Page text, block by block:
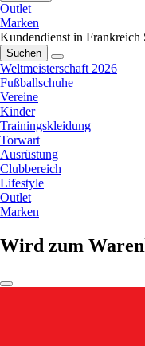
Outlet
Marken
Kundendienst in Frankreich
Suchen
Weltmeisterschaft 2026
Fußballschuhe
Vereine
Kinder
Trainingskleidung
Torwart
Ausrüstung
Clubbereich
Lifestyle
Outlet
Marken
Wird zum